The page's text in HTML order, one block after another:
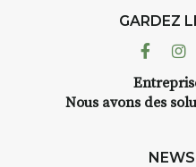
GARDEZ
Nous avons des